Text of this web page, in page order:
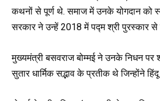
कथनों से पूर्ण थे. समाज में उनके योगदान को
सरकार ने उन्हें 2018 में पद्म श्री पुरस्कार से
मुख्यमंत्री बसवराज बोम्मई ने उनके निधन
सुतार धार्मिक सद्भाव के प्रतीक थे जिन्होंने